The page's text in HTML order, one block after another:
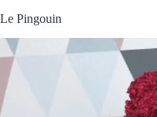
Le Pingouin